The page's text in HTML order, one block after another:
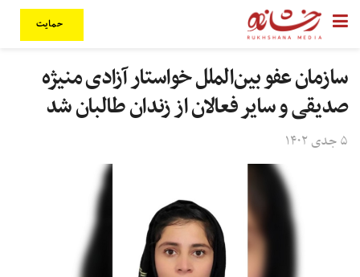
حمایت
سازمان عفو بین‌الملل خواستار آزادی منیژه
صدیقی و سایر فعالان از زندان طالبان شد
۵ جدی ۱۴۰۲